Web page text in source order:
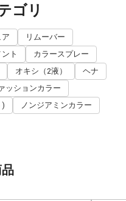
ゴリ
ア
リムーバー
ト
カラースプレー
オキシ（2液）
ヘナ
ッションカラー
)
ノンジアミンカラー